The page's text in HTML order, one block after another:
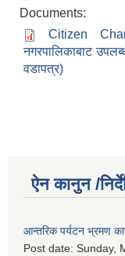
Documents:
Citizen
नगरपालिकाबाट
वडापत्र)
ऐन कानुन /
आन्तरिक पर्यटन भ्रमण
Post date: Sunday,